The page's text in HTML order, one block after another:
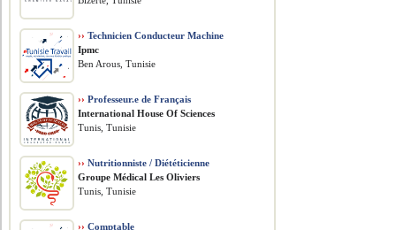
›› Technicien Conducteur Machine
Ipmc
Ben Arous, Tunisie
›› Professeur.e de Français
International House Of Sciences
Tunis, Tunisie
›› Nutritionniste / Diététicienne
Groupe Médical Les Oliviers
Tunis, Tunisie
›› Comptable